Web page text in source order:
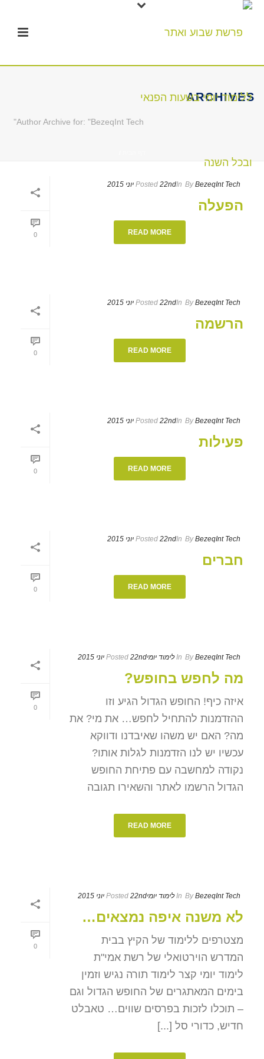
ARCHIVES
Author Archive for: "BezeqInt Tech"
0
By BezeqInt Tech
In
Posted 22nd יוני 2015
הפעלה
READ MORE
0
By BezeqInt Tech
In
Posted 22nd יוני 2015
הרשמה
READ MORE
0
By BezeqInt Tech
In
Posted 22nd יוני 2015
פעילות
READ MORE
0
By BezeqInt Tech
In
Posted 22nd יוני 2015
חברים
READ MORE
0
By BezeqInt Tech
In לימוד יומי Posted 22nd יוני 2015
מה לחפש בחופש?
איזה כיף! החופש הגדול הגיע וזו
ההזדמנות להתחיל לחפש… את מי? את
מה? האם יש משהו שאיבדנו ודווקא
עכשיו יש לנו הזדמנות לגלות אותו?
נקודה למחשבה עם פתיחת החופש
הגדול הרשמו לאתר והשאירו תגובה
READ MORE
0
By BezeqInt Tech
In לימוד יומי Posted 22nd יוני 2015
לא משנה איפה נמצאים…
מצטרפים ללימוד של הקיץ בבית
המדרש הוירטואלי של רשת אמי"ת
לימוד יומי קצר לימוד תורה נגיש וזמין
בימים המאתגרים של החופש הגדול וגם
– תוכלו לזכות בפרסים שווים… טאבלט
חדיש, כדורי סל [...]